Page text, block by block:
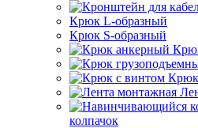
Крюк L-образный
Крюк S-образный
колпачок